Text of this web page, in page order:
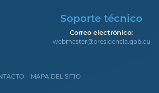
Soporte técnico
Correo electrónico:
webmaster@presidencia.gob.cu
MAPA DEL SITIO